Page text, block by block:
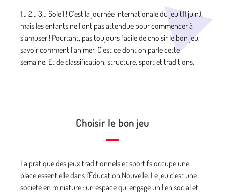
1… 2… 3… Soleil ! C’est la journée internationale du jeu (11 juin),
mais les enfants ne l’ont pas attendue pour commencer à
s’amuser ! Pourtant, pas toujours facile de choisir le bon jeu,
savoir comment l’animer. C’est ce dont on parle cette
semaine. Et de classification, structure, sport et traditions.
Choisir le bon jeu
La pratique des jeux traditionnels et sportifs occupe une
place essentielle dans l'Éducation Nouvelle. Le jeu c’est une
société en miniature : un espace qui engage un lien social et